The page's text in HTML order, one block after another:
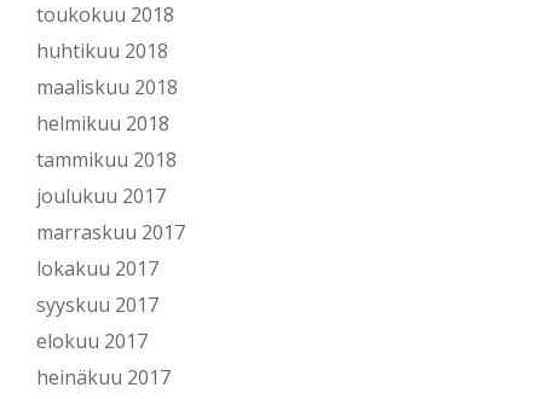
toukokuu 2018
huhtikuu 2018
maaliskuu 2018
helmikuu 2018
tammikuu 2018
joulukuu 2017
marraskuu 2017
lokakuu 2017
syyskuu 2017
elokuu 2017
heinäkuu 2017